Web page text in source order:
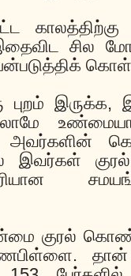
சில
புறம்
அவர்களின்
குரல்
குரல்
தான்